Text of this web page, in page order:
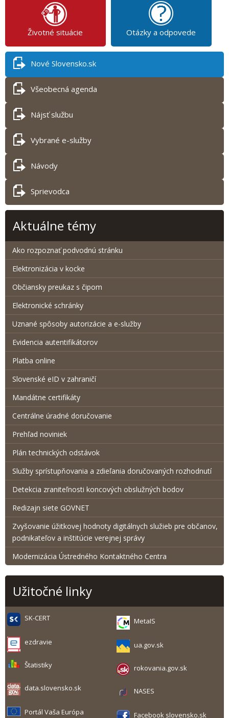
Životné situácie Otázky a odpovede
Nové Slovensko.sk
Všeobecná agenda
Nájsť službu
Vybrané e-služby
Návody
Sprievodca
Aktuálne témy
Ako rozpoznať podvodnú stránku
Elektronizácia v kocke
Občiansky preukaz s čipom
Elektronické schránky
Uznané spôsoby autorizácie a e-služby
Evidencia autentifikátorov
Platba online
Slovenské eID v zahraničí
Mandátne certifikáty
Centrálne úradné doručovanie
Prehľad noviniek
Plán technických odstávok
Služby sprístupňovania a zdieľania doručovaných rozhodnutí
Detekcia zraniteľnosti koncových obslužných bodov
Redizajn siete GOVNET
Zvyšovanie úžitkovej hodnoty digitálnych služieb pre občanov,
podnikateľov a inštitúcie verejnej správy
Modernizácia Ústredného Kontaktného Centra
Užitočné linky
SK-CERT MetaIS
ezdravie ua.gov.sk
Štatistiky rokovania.gov.sk
data.slovensko.sk NASES
Portál Vaša Európa Facebook slovensko.sk